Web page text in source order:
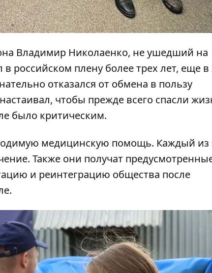
Владимир Николаенко, не ушедший на
российском плену более трех лет, еще в
отказался от обмена в пользу
чтобы прежде всего спасли
было критическим.
медицинскую помощь. Каждый из
Также они получат
и реинтеграцию общества после